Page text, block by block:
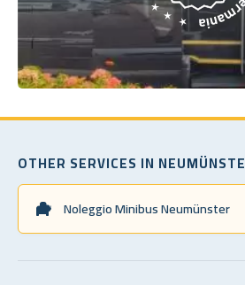
OTHER SERVICES IN
Noleggio Minibus Neumünster